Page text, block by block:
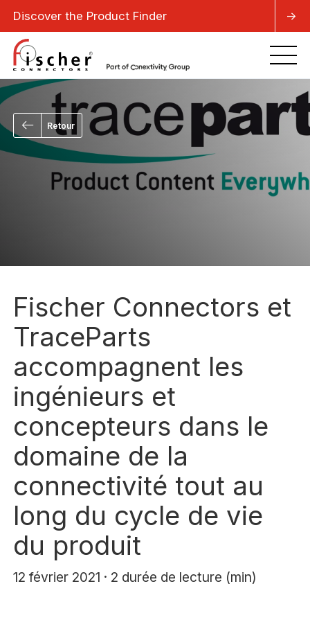
Discover the Product Finder ->
Retour
Fischer Connectors et
TraceParts
accompagnent les
ingénieurs et
concepteurs dans le
domaine de la
connectivité tout au
long du cycle de vie
du produit
12 février 2021 · 2 durée de lecture (min)